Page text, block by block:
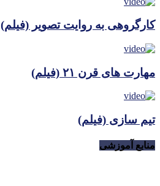
کارگروهی به روایت تصویر (فیلم)
مهارت های قرن ۲۱ (فیلم)
تیم سازی (فیلم)
منابع آموزشی